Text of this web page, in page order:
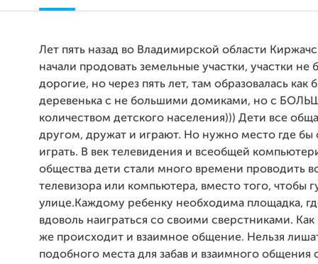
Лет пять назад во Владимирской области
начали продовать земельные участки, участки не
дорогие, но через пять лет, там образовалась как
деревенька с не большими домиками, но с
количеством детского населения))) Дети все
другом, дружат и играют. Но нужно место где бы
играть. В век телевидения и всеобщей
общества дети стали много времени проводить
телевизора или компьютера, вместо того, чтобы
улице.Каждому ребенку необходима площадка,
вдоволь наиграться со своими сверстниками.
же происходит и взаимное общение. Нельзя
подобного места для забав и взаимного общения